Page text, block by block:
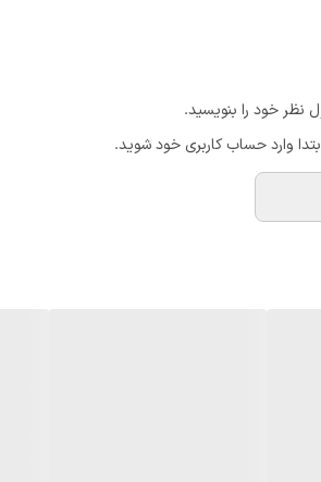
کاملا برای شما قابل لمس خواهد بود. دوام
در جهان بوده و بیشترین حد نفوذ رنگدانه را به
نظر خود را بنویسید.
وارد حساب کاربری خود شوید.